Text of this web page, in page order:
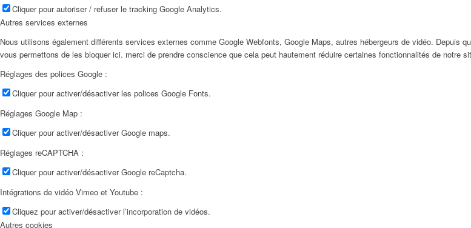
Cliquer pour autoriser / refuser le tracking Google Analytics.
Autres services externes
Nous utilisons également différents services externes comme Google Webfonts, Google Maps, autres hébergeurs de vidéo.
vous permettons de les bloquer ici. merci de prendre conscience que cela peut hautement réduire certaines fonctionnalités de notre
Réglages des polices Google :
Cliquer pour activer/désactiver les polices Google Fonts.
Réglages Google Map :
Cliquer pour activer/désactiver Google maps.
Réglages reCAPTCHA :
Cliquer pour activer/désactiver Google reCaptcha.
Intégrations de vidéo Vimeo et Youtube :
Cliquez pour activer/désactiver l’incorporation de vidéos.
Autres cookies